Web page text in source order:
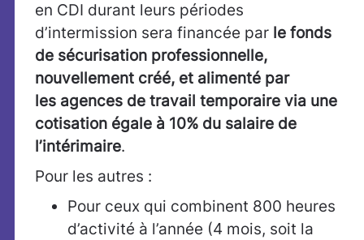
en CDI durant leurs périodes
d’intermission sera financée par le fonds
de sécurisation professionnelle,
nouvellement créé, et alimenté par
les agences de travail temporaire via une
cotisation égale à 10% du salaire de
l’intérimaire.
Pour les autres :
Pour ceux qui combinent 800 heures
d’activité à l’année (4 mois, soit la